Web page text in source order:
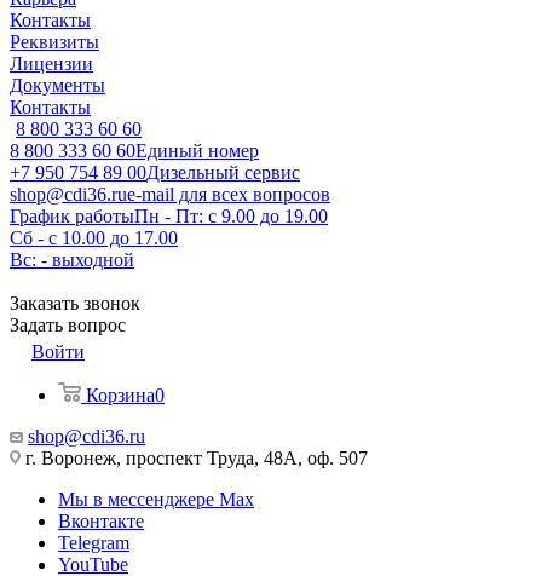
Контакты
Реквизиты
Лицензии
Документы
Контакты
8 800 333 60 60
8 800 333 60 60Единый номер
+7 950 754 89 00Дизельный сервис
shop@cdi36.rue-mail для всех вопросов
График работыПн - Пт: с 9.00 до 19.00
Сб - с 10.00 до 17.00
Вс: - выходной
Заказать звонок
Задать вопрос
Войти
Корзина0
shop@cdi36.ru
г. Воронеж, проспект Труда, 48А, оф. 507
Мы в мессенджере Max
Вконтакте
Telegram
YouTube